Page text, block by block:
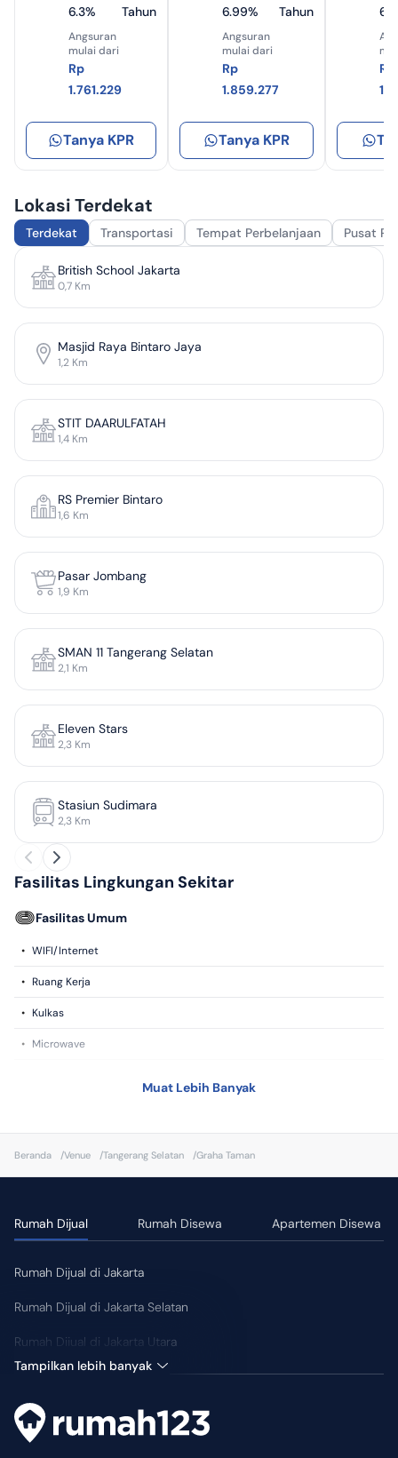
6.3%
Angsuran
mulai dari
Rp
1.761.229
Tahun
Tanya KPR
6.99%
Angsuran
mulai dari
Rp
1.859.277
Tahun
Tanya KPR
Rp
Lokasi Terdekat
Terdekat Transportasi Tempat Perbelanjaan Pusat
British School Jakarta
0,7 Km
Masjid Raya Bintaro Jaya
1,2 Km
STIT DAARULFATAH
1,4 Km
RS Premier Bintaro
1,6 Km
Pasar Jombang
1,9 Km
SMAN 11 Tangerang Selatan
2,1 Km
Eleven Stars
2,3 Km
Stasiun Sudimara
2,3 Km
Fasilitas Lingkungan Sekitar
Fasilitas Umum
• WIFI/Internet
• Ruang Kerja
• Kulkas
• Microwave
• Mesin Cuci
• CCTV
• Microwave
Muat Lebih Banyak
Beranda /Venue /Tangerang Selatan /Graha Taman
Rumah Dijual Rumah Disewa Apartemen Disewa
Rumah Dijual di Jakarta
Rumah Dijual di Jakarta Selatan
Rumah Dijual di Jakarta Utara
Tampilkan lebih banyak